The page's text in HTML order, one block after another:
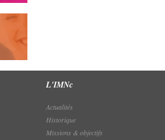
L'IMNc
Actualités
Historique
Missions & objectifs